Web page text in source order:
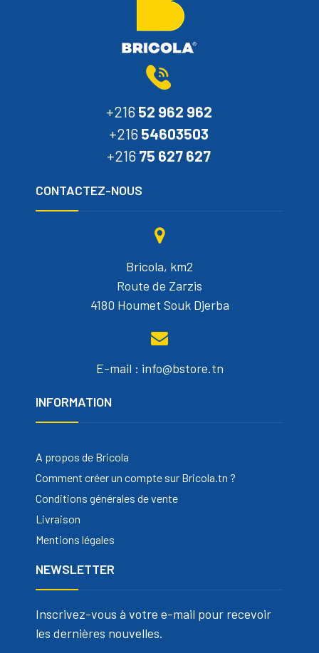
+216 52 962 962
+216 54603503
+216 75 627 627
CONTACTEZ-NOUS
Bricola, km2
Route de Zarzis
4180 Houmet Souk Djerba
E-mail : info@bstore.tn
INFORMATION
A propos de Bricola
Comment créer un compte sur Bricola.tn ?
Conditions générales de vente
Livraison
Mentions légales
NEWSLETTER
Inscrivez-vous à votre e-mail pour recevoir
les dernières nouvelles.